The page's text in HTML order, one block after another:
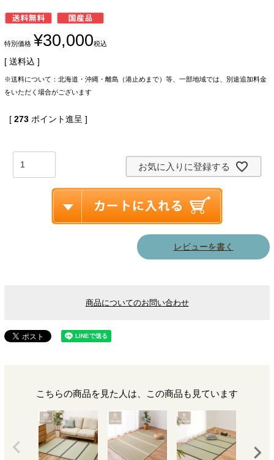
特別価格 ¥30,000税込
送料込
※送料について：北海道・沖縄・離島（港止めまで）等、一部地域では、別途追加料金
をいただく場合がございます
[ 273 ポイント進呈 ]
お気に入りに登録する
レビューを書く
商品についてのお問い合わせ
こちらの商品を見た人は、この商品も見ています